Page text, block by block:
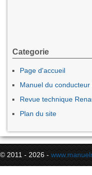
Categorie
Page d'accueil
Manuel du
Revue technique
Plan du site
© 2011 - 2026 -